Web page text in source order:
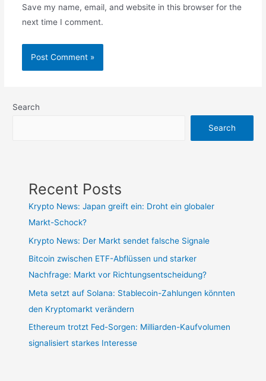
Save my name, email, and website in this browser for the
next time I comment.
Search
Search
Recent Posts
Krypto News: Japan greift ein: Droht ein globaler
Markt-Schock?
Krypto News: Der Markt sendet falsche Signale
Bitcoin zwischen ETF-Abflüssen und starker
Nachfrage: Markt vor Richtungsentscheidung?
Meta setzt auf Solana: Stablecoin-Zahlungen könnten
den Kryptomarkt verändern
Ethereum trotzt Fed-Sorgen: Milliarden-Kaufvolumen
signalisiert starkes Interesse